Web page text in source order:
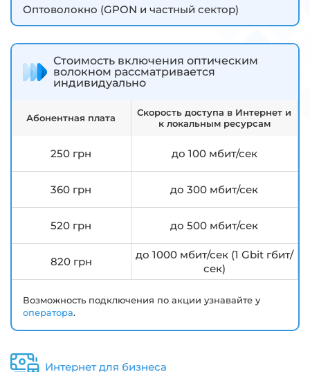
Оптоволокно (GPON и частный сектор)
Стоимость включения оптическим
волокном рассматривается
индивидуально
Абонентная плата
Скорость доступа в Интернет и
к локальным ресурсам
250 грн до 100 мбит/сек
360 грн до 300 мбит/сек
520 грн до 500 мбит/сек
820 грн
до 1000 мбит/сек (1 Gbit гбит/
сек)
Возможность подключения по акции узнавайте у
оператора.
Интернет для бизнеса